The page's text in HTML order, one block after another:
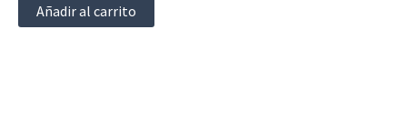
Añadir al carrito